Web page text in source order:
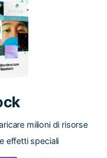
milioni di risorse
effetti speciali